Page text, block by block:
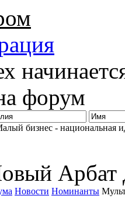
форум
бизнес - национальная
Арбат
Новости Номинанты